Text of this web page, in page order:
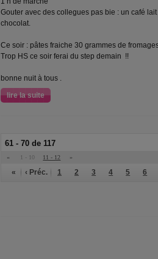
Gouter avec des collegues pas bie : un café
chocolat.
Ce soir : pâtes fraiche 30 grammes de
Trop HS ce soir ferai du step demain !!
bonne nuit à tous .
lire la suite
61 - 70 de 117
« 1 - 10 11 - 12 »
« ‹ Préc. 1 2 3 4 5 6